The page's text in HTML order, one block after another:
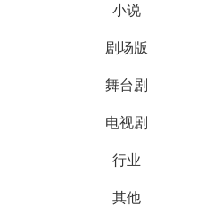
小说
剧场版
舞台剧
电视剧
行业
其他